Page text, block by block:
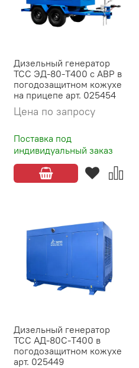
Дизельный генератор
ТСС ЭД-80-Т400 с АВР в
погодозащитном кожухе
на прицепе арт. 025454
Поставка под
индивидуальный заказ
Цена по запросу
Дизельный генератор
ТСС АД-80С-Т400 в
погодозащитном кожухе
арт. 025449